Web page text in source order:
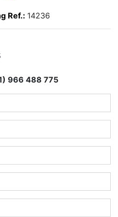
Ref.: 14236
966 488 775